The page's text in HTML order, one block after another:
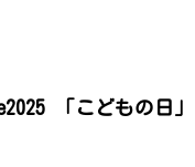
「こどもの日」